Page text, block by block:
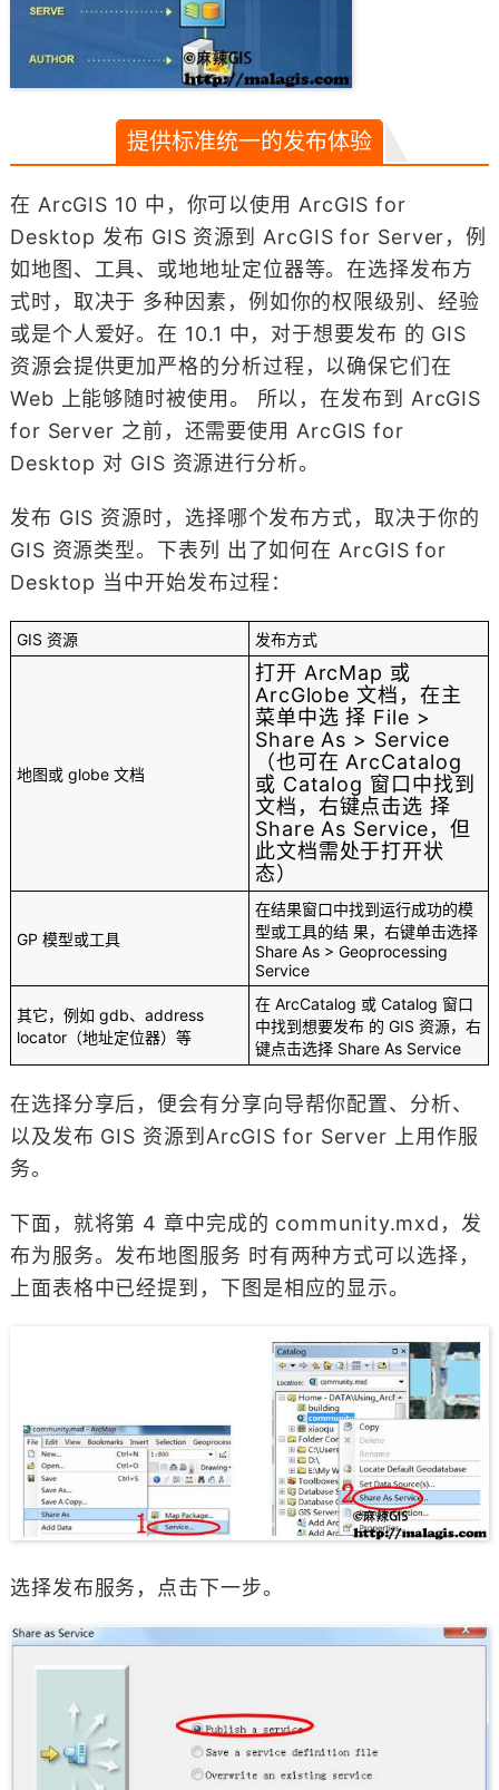
提供标准统一的发布体验
在 ArcGIS 10 中，你可以使用 ArcGIS for
Desktop 发布 GIS 资源到 ArcGIS for Server，例
如地图、工具、或地地址定位器等。在选择发布方
式时，取决于 多种因素，例如你的权限级别、经验
或是个人爱好。在 10.1 中，对于想要发布 的 GIS
资源会提供更加严格的分析过程，以确保它们在
Web 上能够随时被使用。 所以，在发布到 ArcGIS
for Server 之前，还需要使用 ArcGIS for
Desktop 对 GIS 资源进行分析。
发布 GIS 资源时，选择哪个发布方式，取决于你的
GIS 资源类型。下表列 出了如何在 ArcGIS for
Desktop 当中开始发布过程：
GIS 资源 发布方式
地图或 globe 文档
打开 ArcMap 或
ArcGlobe 文档，在主
菜单中选 择 File >
Share As > Service
（也可在 ArcCatalog
或 Catalog 窗口中找到
文档，右键点击选 择
Share As Service，但
此文档需处于打开状
态）
GP 模型或工具
在结果窗口中找到运行成功的模
型或工具的结 果，右键单击选择
Share As > Geoprocessing
Service
其它，例如 gdb、address
locator（地址定位器）等
在 ArcCatalog 或 Catalog 窗口
中找到想要发布 的 GIS 资源，右
键点击选择 Share As Service
在选择分享后，便会有分享向导帮你配置、分析、
以及发布 GIS 资源到ArcGIS for Server 上用作服
务。
下面，就将第 4 章中完成的 community.mxd，发
布为服务。发布地图服务 时有两种方式可以选择，
上面表格中已经提到，下图是相应的显示。
选择发布服务，点击下一步。